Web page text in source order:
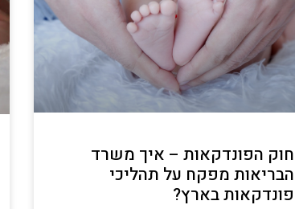
חוק הפונדקאות – איך משרד
הבריאות מפקח על תהליכי
פונדקאות בארץ?